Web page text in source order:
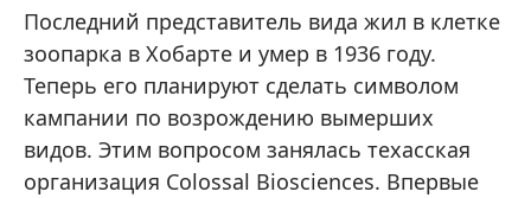
Последний представитель вида жил в клетке
зоопарка в Хобарте и умер в 1936 году.
Теперь его планируют сделать символом
кампании по возрождению вымерших
видов. Этим вопросом занялась техасская
организация Colossal Biosciences. Впервые